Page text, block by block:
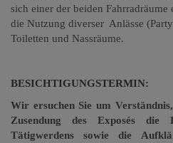
sich einer der beiden
die Nutzung diverser Anlässe
Toiletten und Nassräume.
BESICHTIGUNGSTERMIN:
Wir ersuchen Sie um
Zusendung des Exposés die
Tätigwerdens sowie die